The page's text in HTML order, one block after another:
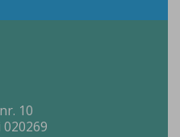
10